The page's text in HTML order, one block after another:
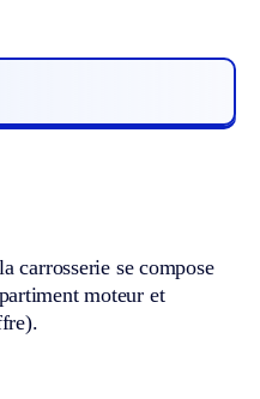
carrosserie se compose
moteur et